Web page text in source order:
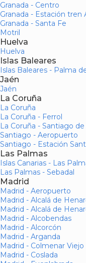
Granada - Centro
Granada - Estación tren
Granada - Santa Fe
Motril
Huelva
Huelva
Islas Baleares
Islas Baleares - Palma
Jaén
Jaén
La Coruña
La Coruña
La Coruña - Ferrol
La Coruña - Santiago
Santiago - Aeropuerto
Santiago - Estación
Las Palmas
Islas Canarias - Las
Las Palmas - Sebadal
Madrid
Madrid - Aeropuerto
Madrid - Alcalá de
Madrid - Alcalá de
Madrid - Alcobendas
Madrid - Alcorcón
Madrid - Arganda
Madrid - Colmenar Viejo
Madrid - Coslada